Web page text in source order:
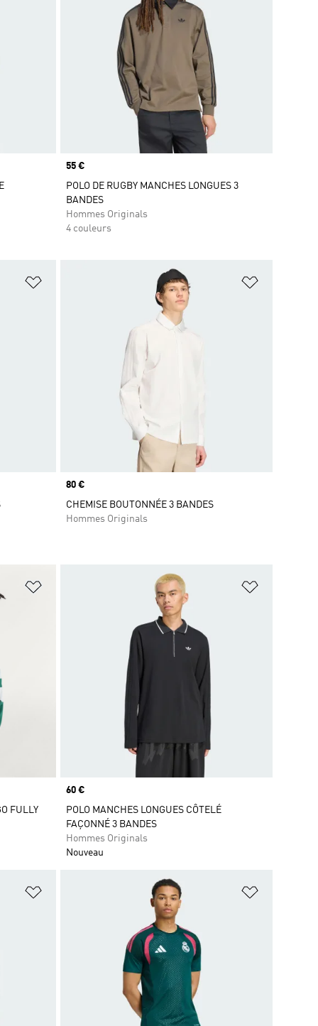
Prix
55 €
POLO DE RUGBY MANCHES LONGUES 3
BANDES
Hommes Originals
4 couleurs
Ajouter à la Liste de produits favoris
Prix
80 €
CHEMISE BOUTONNÉE 3 BANDES
Hommes Originals
Ajouter à la Liste de produits favoris
FULLY
Prix
60 €
POLO MANCHES LONGUES CÔTELÉ
FAÇONNÉ 3 BANDES
Hommes Originals
Nouveau
Ajouter à la Liste de produits favoris